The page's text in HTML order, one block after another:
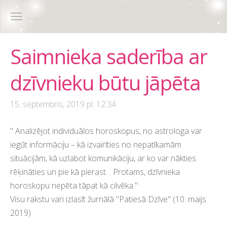
Saimnieka saderība ar
dzīvnieku būtu jāpēta
15. septembris, 2019 pl. 12:34
" Analizējot individuālos horoskopus, no astrologa var
iegūt informāciju – kā izvairīties no nepatīkamām
situācijām, kā uzlabot komunikāciju, ar ko var nākties
rēķināties un pie kā pierast. . Protams, dzīvnieka
horoskopu nepēta tāpat kā cilvēka."
Visu rakstu vari izlasīt žurnālā "Patiesā Dzīve" (10. maijs
2019)